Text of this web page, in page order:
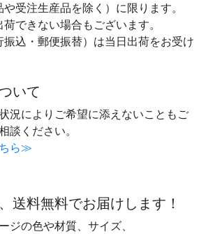
受注生産品を除く）に限ります。
できない場合もございます。
込・郵便振替）は当日出荷をお受け
いて
況によりご希望に添えないこともご
談ください。
ら≫
送料無料でお届けします！
ジの色や材質、サイズ、